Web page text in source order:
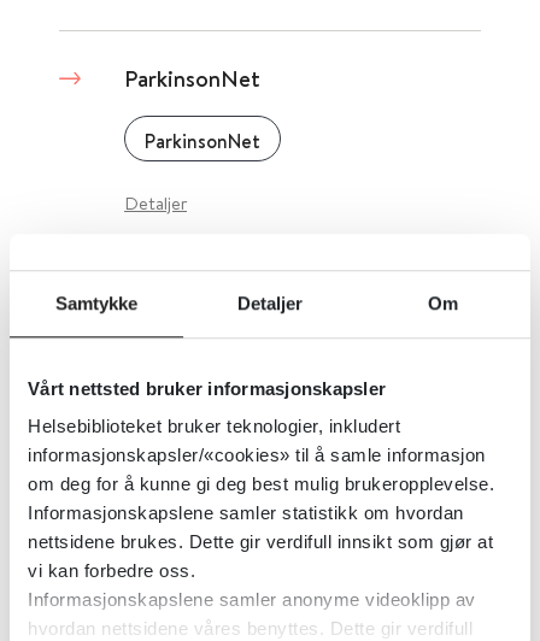
Samtykke Detaljer Om
Vårt nettsted bruker informasjonskapsler
Helsebiblioteket bruker teknologier, inkludert
informasjonskapsler/«cookies» til å samle informasjon
om deg for å kunne gi deg best mulig brukeropplevelse.
Informasjonskapslene samler statistikk om hvordan
nettsidene brukes. Dette gir verdifull innsikt som gjør at
vi kan forbedre oss.
Informasjonskapslene samler anonyme videoklipp av
hvordan nettsidene våres benyttes. Dette gir verdifull
ParkinsonNet
ParkinsonNet
Detaljer
Parkinson og koronavirus
Parkinson er to ulike sykdommer –
den ene starter i tarmen, den
andre i hjernen, viser ny forskning
2020